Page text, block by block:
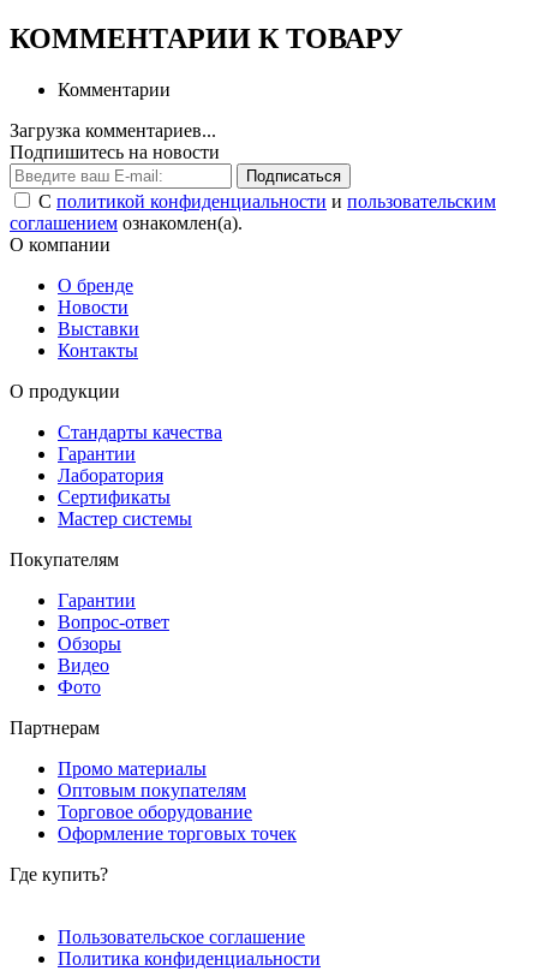
КОММЕНТАРИИ К ТОВАРУ
Комментарии
Загрузка комментариев...
Подпишитесь на новости
Подписаться
С политикой конфиденциальности и пользовательским
соглашением ознакомлен(а).
О компании
О бренде
Новости
Выставки
Контакты
О продукции
Стандарты качества
Гарантии
Лаборатория
Сертификаты
Мастер системы
Покупателям
Гарантии
Вопрос-ответ
Обзоры
Видео
Фото
Партнерам
Промо материалы
Оптовым покупателям
Торговое оборудование
Оформление торговых точек
Где купить?
Пользовательское соглашение
Политика конфиденциальности